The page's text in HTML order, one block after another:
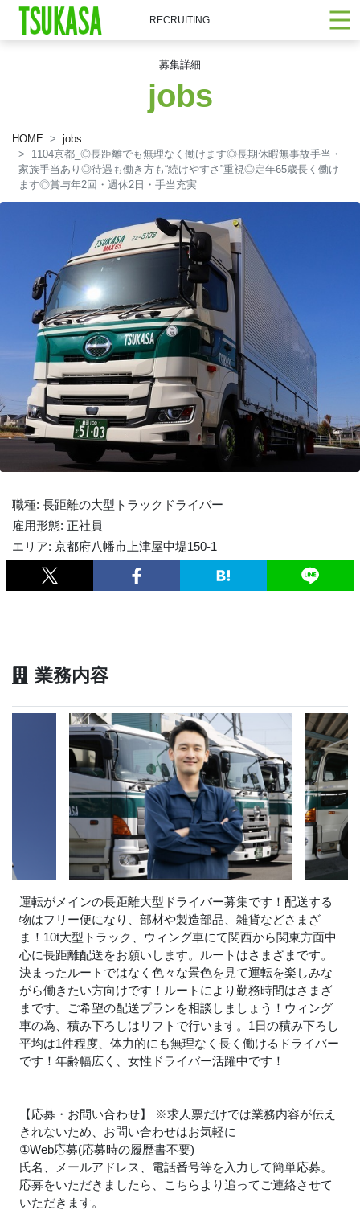
RECRUITING
募集詳細
jobs
HOME
jobs
1104京都_◎長距離でも無理なく働けます◎長期休暇無事故手当・
家族手当あり◎待遇も働き方も“続けやすさ”重視◎定年65歳長く働け
ます◎賞与年2回・週休2日・手当充実
職種: 長距離の大型トラックドライバー
雇用形態: 正社員
エリア: 京都府八幡市上津屋中堤150-1
業務内容
運転がメインの長距離大型ドライバー募集です！配送する
物はフリー便になり、部材や製造部品、雑貨などさまざ
ま！10t大型トラック、ウィング車にて関西から関東方面中
心に長距離配送をお願いします。ルートはさまざまです。
決まったルートではなく色々な景色を見て運転を楽しみな
がら働きたい方向けです！ルートにより勤務時間はさまざ
まです。ご希望の配送プランを相談しましょう！ウィング
車の為、積み下ろしはリフトで行います。1日の積み下ろし
平均は1件程度、体力的にも無理なく長く働けるドライバー
です！年齢幅広く、女性ドライバー活躍中です！
【応募・お問い合わせ】 ※求人票だけでは業務内容が伝え
きれないため、お問い合わせはお気軽に
①Web応募(応募時の履歴書不要)
氏名、メールアドレス、電話番号等を入力して簡単応募。
応募をいただきましたら、こちらより追ってご連絡させて
いただきます。